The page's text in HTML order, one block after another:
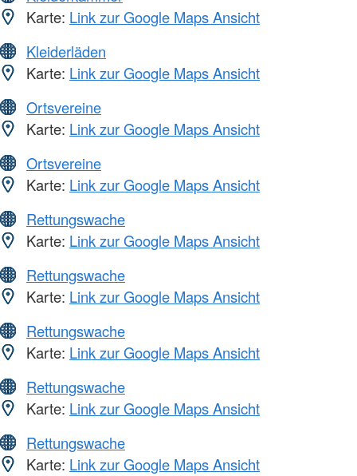
Karte: Link zur Google Maps Ansicht
Kleiderläden
Karte: Link zur Google Maps Ansicht
Ortsvereine
Karte: Link zur Google Maps Ansicht
Ortsvereine
Karte: Link zur Google Maps Ansicht
Rettungswache
Karte: Link zur Google Maps Ansicht
Rettungswache
Karte: Link zur Google Maps Ansicht
Rettungswache
Karte: Link zur Google Maps Ansicht
Rettungswache
Karte: Link zur Google Maps Ansicht
Rettungswache
Karte: Link zur Google Maps Ansicht